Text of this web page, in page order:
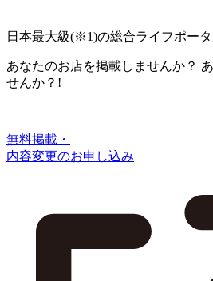
日本最大級(※1)の総合ライフポー
あなたのお店を掲載しませんか？
せんか？!
無料掲載・
内容変更のお申し込み